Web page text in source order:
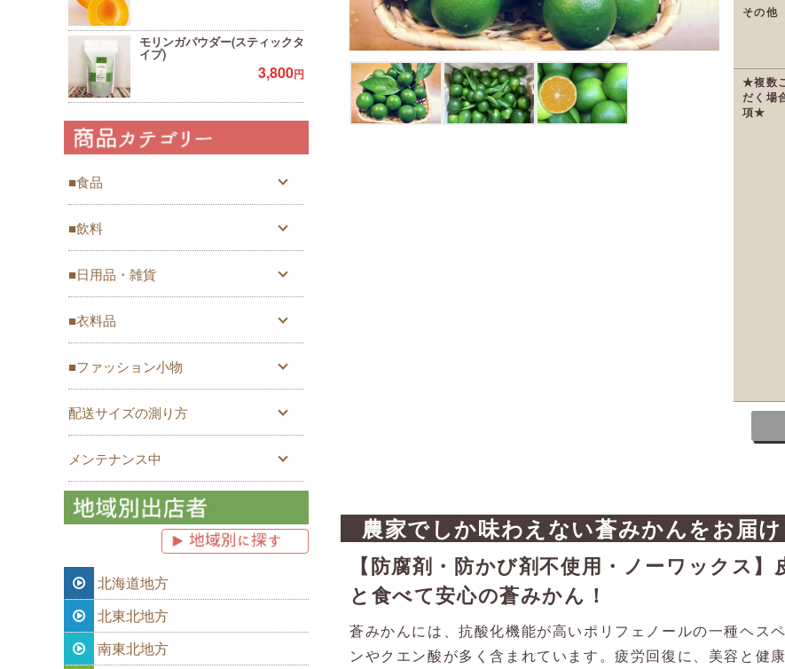
その他
★複数
だく場
項★
農家でしか味わえない蒼みかんをお届け
【防腐剤・防かび剤不使用・ノーワックス】
と食べて安心の蒼みかん！
蒼みかんには、抗酸化機能が高いポリフェノールの一種ヘス
ンやクエン酸が多く含まれています。疲労回復に、美容と健康
モリンガパウダー(スティックタ
イプ)
3,800円
■食品
■飲料
■日用品・雑貨
■衣料品
■ファッション小物
配送サイズの測り方
メンテナンス中
北海道地方
北東北地方
南東北地方